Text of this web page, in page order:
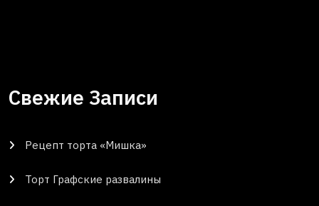
Свежие Записи
Рецепт торта «Мишка»
Торт Графские развалины